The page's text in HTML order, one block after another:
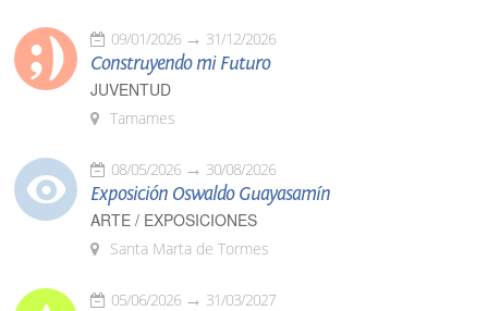
09/01/2026 31/12/2026
Construyendo mi Futuro
JUVENTUD
Tamames
08/05/2026 30/08/2026
Exposición Oswaldo Guayasamín
ARTE / EXPOSICIONES
Santa Marta de Tormes
05/06/2026 31/03/2027